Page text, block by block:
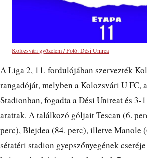
Kolozsvári győzelem / Fotó: Dési Unirea
A Liga 2, 11. fordulójában szervezték
rangadóját, melyben a Kolozsvári U FC,
Stadionban, fogadta a Dési Unireat és 3-
arattak. A találkozó góljait Tescan (6.
perc), Blejdea (84. perc), illetve Manole
sétatéri stadion gyepszőnyegének